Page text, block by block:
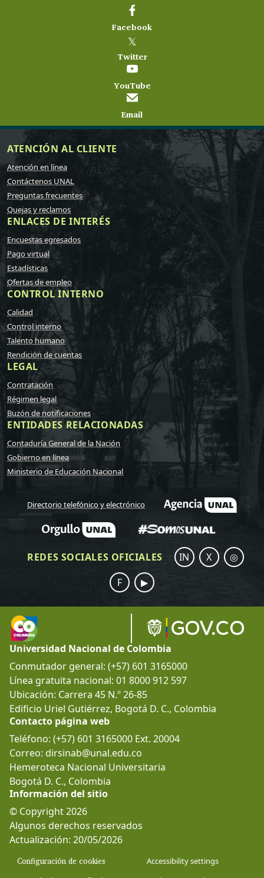
Facebook
𝕏
Twitter
YouTube
Email
ATENCIÓN AL CLIENTE
Atención en línea
Contáctenos UNAL
Preguntas frecuentes
Quejas y reclamos
ENLACES DE INTERÉS
Encuestas egresados
Pago virtual
Estadísticas
Ofertas de empleo
CONTROL INTERNO
Calidad
Control interno
Talento humano
Rendición de cuentas
LEGAL
Contratación
Régimen legal
Buzón de notificaciones
ENTIDADES RELACIONADAS
Contaduría General de la Nación
Gobierno en línea
Ministerio de Educación Nacional
Directorio telefónico y electrónico
REDES SOCIALES OFICIALES IN X
◎
F
▶
Universidad Nacional de Colombia
Conmutador general: (+57) 601 3165000
Línea gratuita nacional: 01 8000 912 597
Ubicación: Carrera 45 N.º 26-85
Edificio Uriel Gutiérrez, Bogotá D. C., Colombia
Contacto página web
Teléfono: (+57) 601 3165000 Ext. 20004
Correo: dirsinab@unal.edu.co
Hemeroteca Nacional Universitaria
Bogotá D. C., Colombia
Información del sitio
© Copyright 2026
Algunos derechos reservados
Actualización: 20/05/2026
Configuración de cookies
Accessibility settings